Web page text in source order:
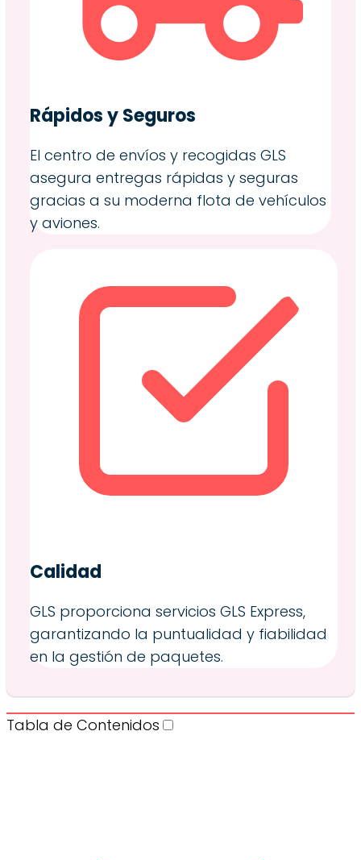
Rápidos y Seguros
El centro de envíos y recogidas GLS
asegura entregas rápidas y seguras
gracias a su moderna flota de vehículos
y aviones.
Calidad
GLS proporciona servicios GLS Express,
garantizando la puntualidad y fiabilidad
en la gestión de paquetes.
Tabla de Contenidos